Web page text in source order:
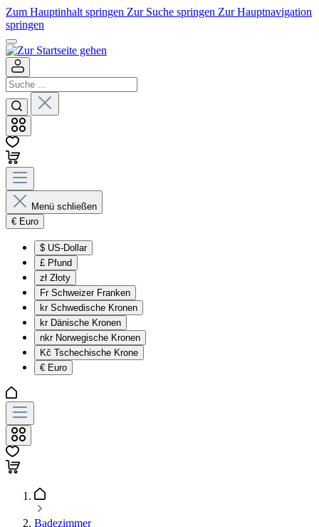
Zum Hauptinhalt springen Zur Suche springen Zur Hauptnavigation
springen
Menü schließen
€ Euro
$ US-Dollar
£ Pfund
zł Złoty
Fr Schweizer Franken
kr Schwedische Kronen
kr Dänische Kronen
nkr Norwegische Kronen
Kč Tschechische Krone
€ Euro
Badezimmer